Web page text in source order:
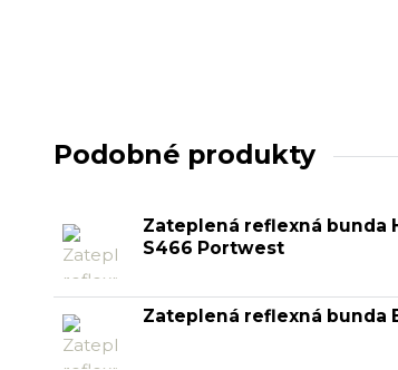
Podobné produkty
Zateplená reflexná bunda
S466 Portwest
Zateplená reflexná bunda